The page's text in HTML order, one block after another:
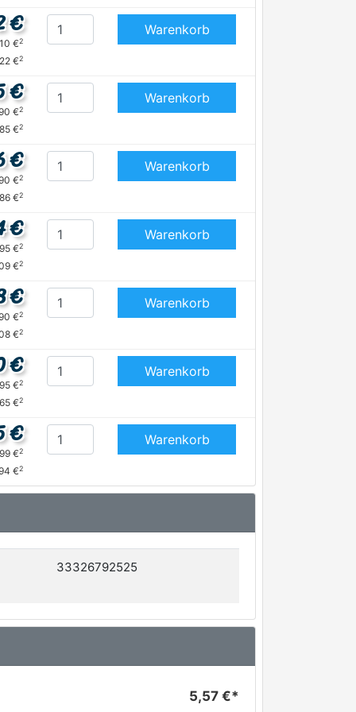
€
€2
€2
Warenkorb
€
€2
€2
Warenkorb
€
€2
€2
Warenkorb
€
€2
€2
Warenkorb
€
€2
€2
Warenkorb
€
€2
€2
Warenkorb
€
€2
€2
Warenkorb
33326792525
5,57 €*